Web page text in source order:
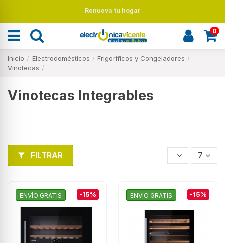
Renueva tu hogar
0
Inicio Electrodomésticos
Frigoríficos y Congeladores
Vinotecas
Vinotecas Integrables
FILTRAR 7
ENVÍO GRATIS -15% ENVÍO GRATIS -15%